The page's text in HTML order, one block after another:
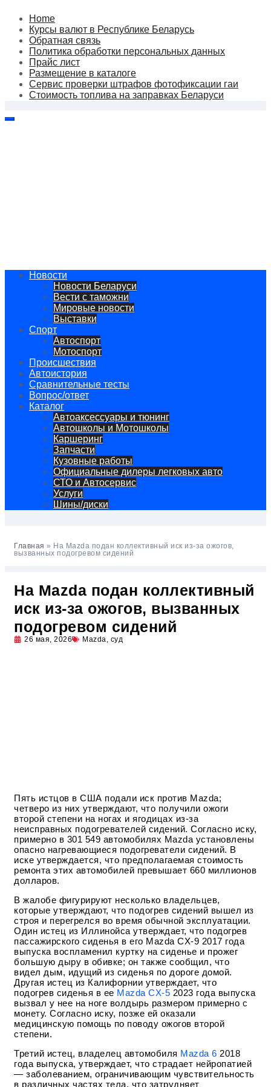
Home
Курсы валют в Республике Беларусь
Обратная связь
Политика обработки персональных данных
Прайс лист
Размещение в каталоге
Сервис проверки штрафов фотофиксации гаи
Стоимость топлива на заправках Беларуси
Сайт про автомобили
Новости
Новости Беларуси
Вести с таможни
Мировые новости
Выставки
Спорт
Автоспорт
Мотоспорт
Происшествия
Автоистория
Сравнительные тесты
Вопрос/ответ
Каталог
Автоакcессуары и тюнинг
Автошколы и Мотошколы
Каршеринг
Запчасти
Кузовные работы
Официальные дилеры легковых авто
СТО и Автосервис
Услуги
Шины/диски
Главная » На Mazda подан коллективный иск из-за ожогов,
вызванных подогревом сидений
На Mazda подан коллективный
иск из-за ожогов, вызванных
подогревом сидений
26 мая, 2026 Mazda, суд
Пять истцов в США подали иск против Mazda;
четверо из них утверждают, что получили ожоги
второй степени на ногах и ягодицах из-за
неисправных подогревателей сидений. Согласно иску,
примерно в 301 549 автомобилях Mazda установлены
опасно нагревающиеся подогреватели сидений. В
иске утверждается, что предполагаемая стоимость
ремонта этих автомобилей превышает 660 миллионов
долларов.
В жалобе фигурируют несколько владельцев,
которые утверждают, что подогрев сидений вышел из
строя и перегрелся во время обычной эксплуатации.
Один истец из Иллинойса утверждает, что подогрев
пассажирского сиденья в его Mazda CX-9 2017 года
выпуска воспламенил куртку на сиденье и прожег
большую дыру в обивке; он также сообщил, что
видел дым, идущий из сиденья по дороге домой.
Другая истец из Калифорнии утверждает, что
подогрев сиденья в ее Mazda CX-5 2023 года выпуска
вызвал у нее на ноге волдырь размером примерно с
монету. Согласно иску, позже ей оказали
медицинскую помощь по поводу ожогов второй
степени.
Третий истец, владелец автомобиля Mazda 6 2018
года выпуска, утверждает, что страдает нейропатией
— заболеванием, ограничивающим чувствительность
в различных частях тела, что затрудняет